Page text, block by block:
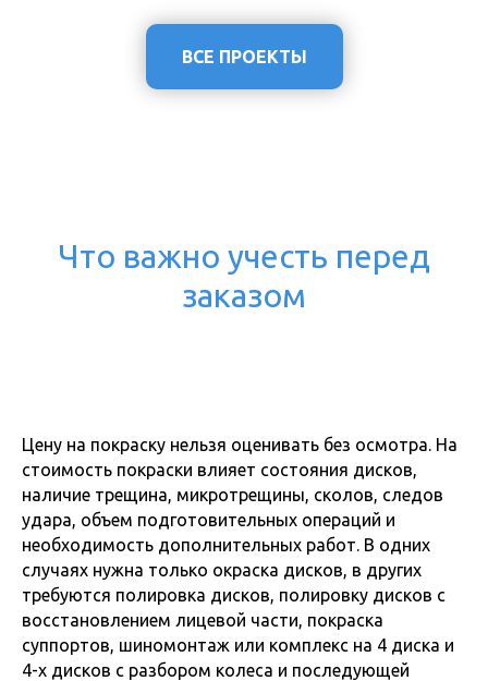
ВСЕ ПРОЕКТЫ
Что важно учесть перед
заказом
Цену на покраску нельзя оценивать без осмотра. На
стоимость покраски влияет состояния дисков,
наличие трещина, микротрещины, сколов, следов
удара, объем подготовительных операций и
необходимость дополнительных работ. В одних
случаях нужна только окраска дисков, в других
требуются полировка дисков, полировку дисков с
восстановлением лицевой части, покраска
суппортов, шиномонтаж или комплекс на 4 диска и
4-х дисков с разбором колеса и последующей